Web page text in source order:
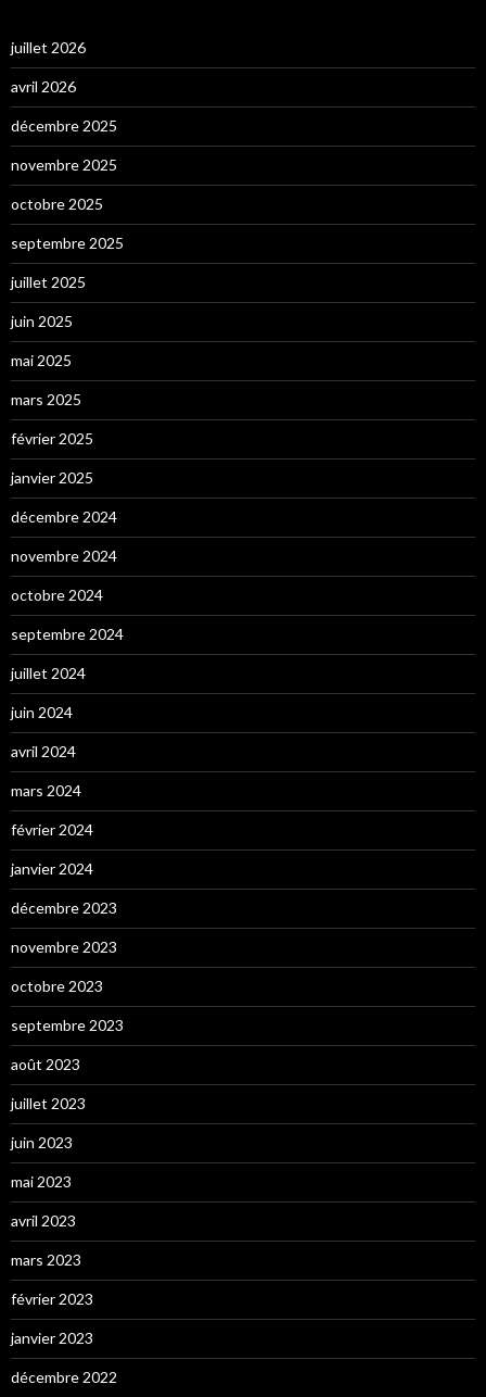
juillet 2026
avril 2026
décembre 2025
novembre 2025
octobre 2025
septembre 2025
juillet 2025
juin 2025
mai 2025
mars 2025
février 2025
janvier 2025
décembre 2024
novembre 2024
octobre 2024
septembre 2024
juillet 2024
juin 2024
avril 2024
mars 2024
février 2024
janvier 2024
décembre 2023
novembre 2023
octobre 2023
septembre 2023
août 2023
juillet 2023
juin 2023
mai 2023
avril 2023
mars 2023
février 2023
janvier 2023
décembre 2022